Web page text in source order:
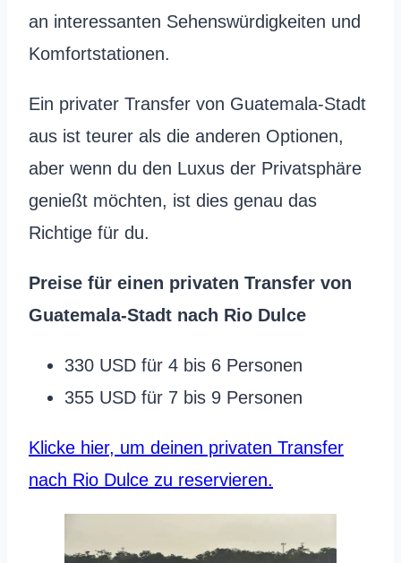
an interessanten Sehenswürdigkeiten und
Komfortstationen.
Ein privater Transfer von Guatemala-Stadt
aus ist teurer als die anderen Optionen,
aber wenn du den Luxus der Privatsphäre
genießt möchten, ist dies genau das
Richtige für du.
Preise für einen privaten Transfer von
Guatemala-Stadt nach Rio Dulce
330 USD für 4 bis 6 Personen
355 USD für 7 bis 9 Personen
Klicke hier, um deinen privaten Transfer
nach Rio Dulce zu reservieren.